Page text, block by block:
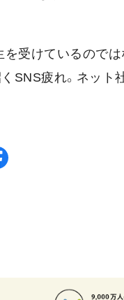
受けているのでは
SNS疲れ。ネット